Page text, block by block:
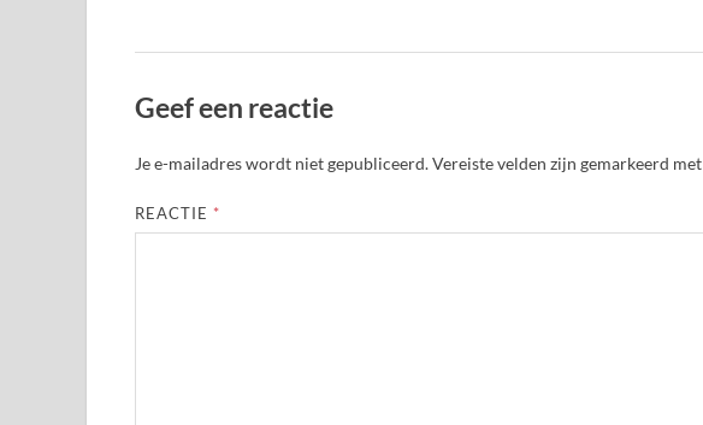
Geef een reactie
Je e-mailadres wordt niet gepubliceerd.Vereiste velden zijn gemarkeerd met
REACTIE *